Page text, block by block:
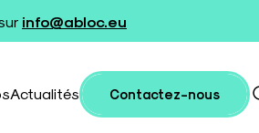
info@abloc.eu
Actualités Contactez-nous